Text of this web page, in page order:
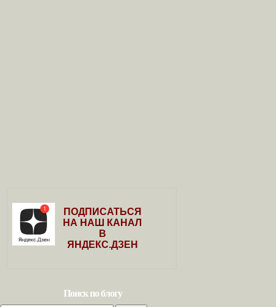
ПОДПИСАТЬСЯ
НА НАШ КАНАЛ
В
ЯНДЕКС.ДЗЕН
Поиск по блогу